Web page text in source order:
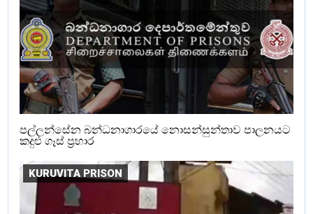
පල්ලන්සේන බන්ධනාගාරයේ නොසන්සුන්තාව පාලනයට
කදුළු ගෑස් ප්‍රහාර
KURUVITA PRISON